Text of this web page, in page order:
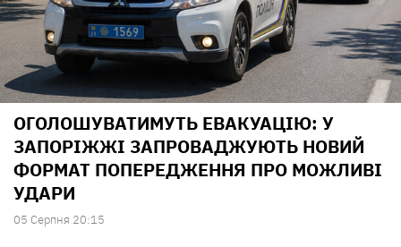
ОГОЛОШУВАТИМУТЬ ЕВАКУАЦІЮ: У
ЗАПОРІЖЖІ ЗАПРОВАДЖУЮТЬ НОВИЙ
ФОРМАТ ПОПЕРЕДЖЕННЯ ПРО МОЖЛИВІ
УДАРИ
05 Серпня 20:15